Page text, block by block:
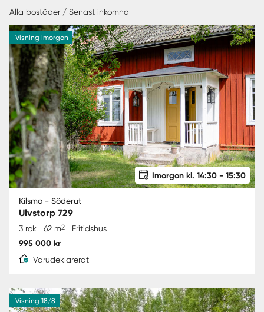
Alla bostäder / Senast inkomna
Visning Imorgon
Imorgon kl. 14:30 - 15:30
Kilsmo - Söderut
Ulvstorp 729
3 rok 62 m2 Fritidshus
995 000 kr
Varudeklarerat
Visning 18/8